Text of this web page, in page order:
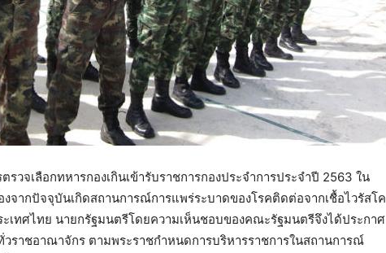
วจเลือกทหารกองเกินเข้ารับราชการกองประจำการประจำปี 2563 ใน
งจากปัจจุบันเกิดสถานการณ์การแพร่ระบาดของโรคติดต่อจากเชื้อไวรัสโค
ะเทศไทย นายกรัฐมนตรีโดยความเห็นชอบของคณะรัฐมนตรีจึงได้ประกาศ
ราชอาณาจักร ตามพระราชกำหนดการบริหารราชการในสถานการณ์